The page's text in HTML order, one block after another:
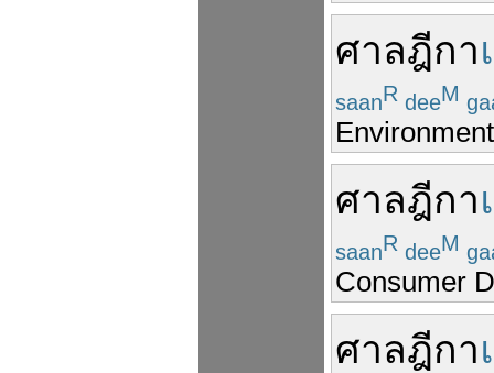
ศาลฎีกา
saanR deeM
ศาลฎีกา
saanR deeM
Consumer
ศาลฎีกา